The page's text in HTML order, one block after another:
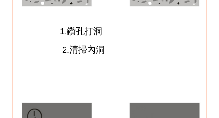
1.鑽孔打洞
2.清掃內洞